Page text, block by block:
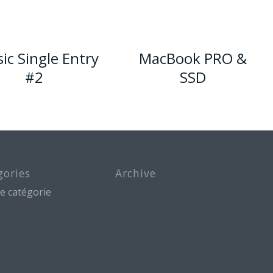
Single Entry
#2
MacBook PRO &
SSD
catégorie
Archive